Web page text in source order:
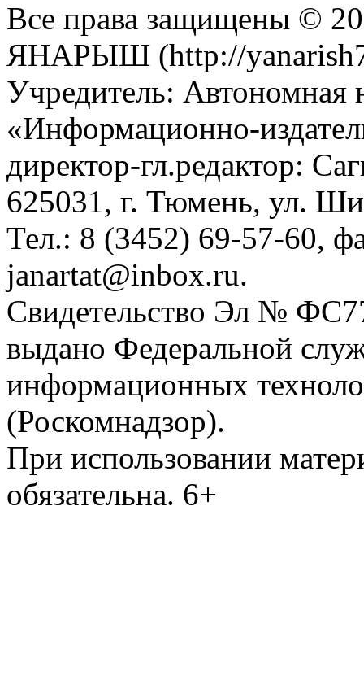
Все права защищены ©
ЯНАРЫШ (http://
Учредитель: Автономная
«Информационно-
директор-гл.редактор:
625031, г. Тюмень, ул.
Тел.: 8 (3452) 69-57-60,
janartat@inbox.ru.
Свидетельство Эл №
выдано Федеральной
информационных
(Роскомнадзор).
При использовании
обязательна. 6+